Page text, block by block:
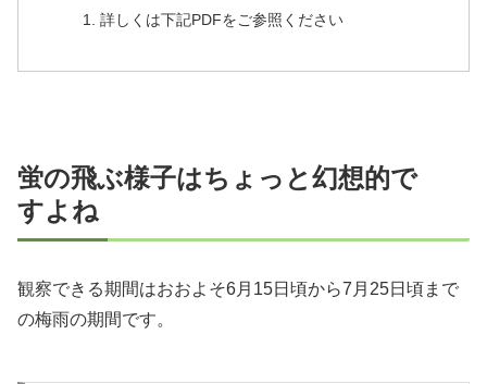
詳しくは下記PDFをご参照ください
蛍の飛ぶ様子はちょっと幻想的で
すよね
観察できる期間はおおよそ6月15日頃から7月25日頃まで
の梅雨の期間です。